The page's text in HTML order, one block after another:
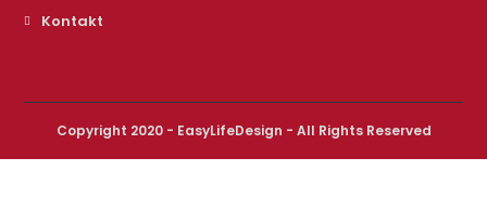
Kontakt
Copyright 2020 - EasyLifeDesign - All Rights Reserved